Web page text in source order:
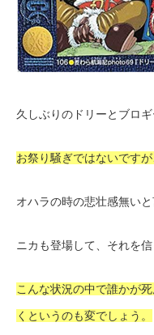
久しぶりのドリーとブロ
お祭り騒ぎではないですが
オハラの時の悲壮感無い
ニカも登場して、それを
こんな状況の中で誰かが
くというのも変でしょう。